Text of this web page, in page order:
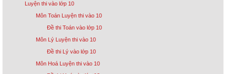
Luyện thi vào lớp 10
Môn Toán Luyện thi vào 10
Đề thi Toán vào lớp 10
Môn Lý Luyện thi vào 10
Đề thi Lý vào lớp 10
Môn Hoá Luyện thi vào 10